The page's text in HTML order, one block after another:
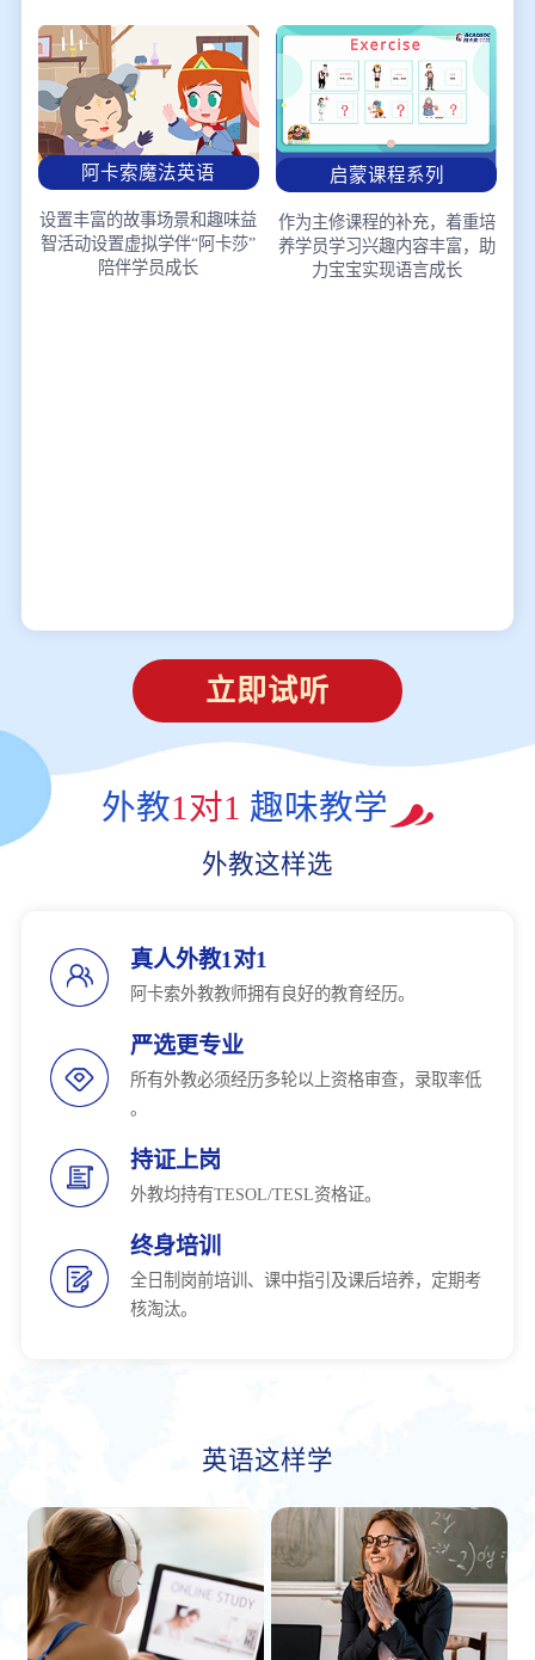
阿卡索魔法英语
设置丰富的故事场景和趣味益
智活动设置虚拟学伴“阿卡莎”
陪伴学员成长
启蒙课程系列
作为主修课程的补充，着重培
养学员学习兴趣内容丰富，助
力宝宝实现语言成长
立即试听
外教1对1 趣味教学
外教这样选
真人外教1对1
阿卡索外教教师拥有良好的教育经历。
严选更专业
所有外教必须经历多轮以上资格审查，录取率低
。
持证上岗
外教均持有TESOL/TESL资格证。
终身培训
全日制岗前培训、课中指引及课后培养，定期考
核淘汰。
英语这样学